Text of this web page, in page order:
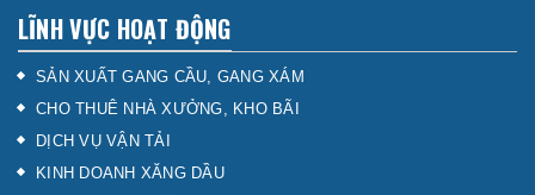
LĨNH VỰC HOẠT ĐỘNG
SẢN XUẤT GANG CẦU, GANG XÁM
CHO THUÊ NHÀ XƯỞNG, KHO BÃI
DỊCH VỤ VẬN TẢI
KINH DOANH XĂNG DẦU